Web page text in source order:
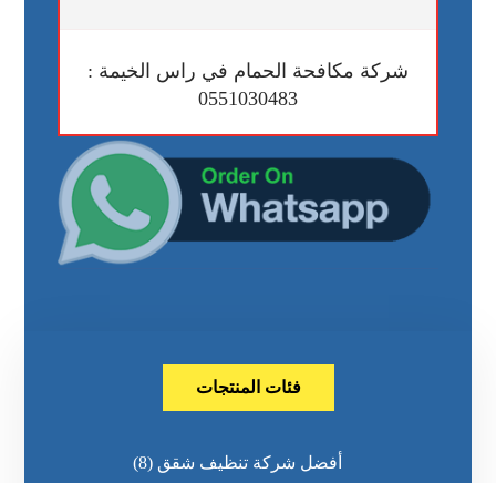
شركة مكافحة الحمام في راس الخيمة :
0551030483
فئات المنتجات
أفضل شركة تنظيف شقق (8)